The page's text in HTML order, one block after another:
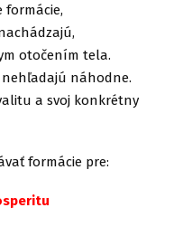
formácie,
otočením tela.
náhodne.
a svoj konkrétny
formácie pre: